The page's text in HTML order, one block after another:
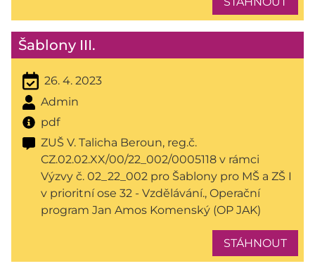
Šablony III.
26. 4. 2023
Admin
pdf
ZUŠ V. Talicha Beroun, reg.č.
CZ.02.02.XX/00/22_002/0005118 v rámci
Výzvy č. 02_22_002 pro Šablony pro MŠ a ZŠ I
v prioritní ose 32 - Vzdělávání., Operační
program Jan Amos Komenský (OP JAK)
STÁHNOUT